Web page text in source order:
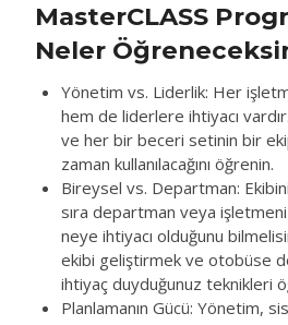
MasterCLASS
Neler
Yönetim vs. Liderlik: Her
hem de liderlere ihtiyacı
ve her bir beceri setinin bir
zaman kullanılacağını öğrenin.
Bireysel vs. Departman:
sıra departman veya
neye ihtiyacı olduğunu
ekibi geliştirmek ve otobüse
ihtiyaç duyduğunuz teknikleri
Planlamanın Gücü: Yönetim,